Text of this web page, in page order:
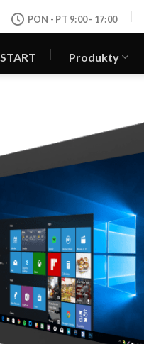
PON - PT 9:00 - 17:00
START Produkty